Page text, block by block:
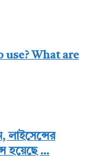
use? What are
লাইসেন্সের
হয়েছে ...